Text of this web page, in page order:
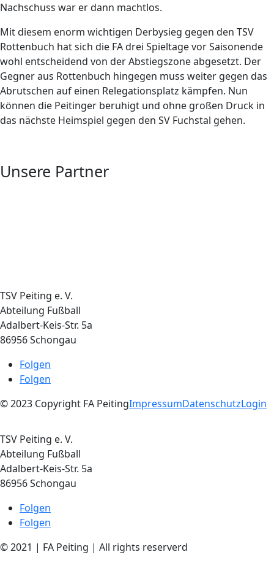
Nachschuss war er dann machtlos.
Mit diesem enorm wichtigen Derbysieg gegen den TSV
Rottenbuch hat sich die FA drei Spieltage vor Saisonende
wohl entscheidend von der Abstiegszone abgesetzt. Der
Gegner aus Rottenbuch hingegen muss weiter gegen das
Abrutschen auf einen Relegationsplatz kämpfen. Nun
können die Peitinger beruhigt und ohne großen Druck in
das nächste Heimspiel gegen den SV Fuchstal gehen.
Unsere Partner
TSV Peiting e. V.
Abteilung Fußball
Adalbert-Keis-Str. 5a
86956 Schongau
Folgen
Folgen
© 2023 Copyright FA PeitingImpressumDatenschutzLogin
TSV Peiting e. V.
Abteilung Fußball
Adalbert-Keis-Str. 5a
86956 Schongau
Folgen
Folgen
© 2021 | FA Peiting | All rights reserverd